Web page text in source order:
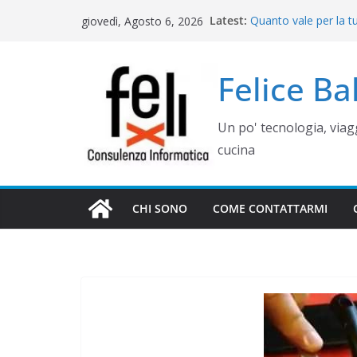
giovedì, Agosto 6, 2026 Latest: Quanto vale per la
Rimettere in
Campania
Controllo operativo
gestionale su
Felice
Un po' tecnologia,
cucina
CHI SONO COME CONTATTARMI
WEB E COMUNICAZIONE
COME